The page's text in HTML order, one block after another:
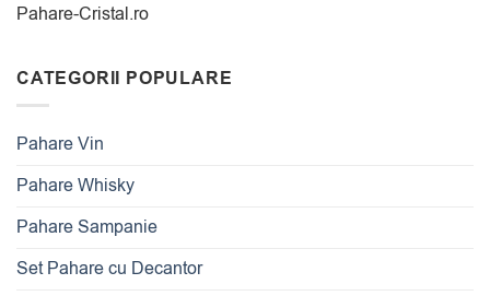
Pahare-Cristal.ro
CATEGORII POPULARE
Pahare Vin
Pahare Whisky
Pahare Sampanie
Set Pahare cu Decantor